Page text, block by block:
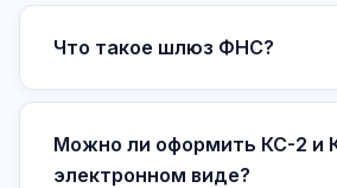
Что такое шлюз ФНС?
Можно ли оформить КС-2 и
электронном виде?